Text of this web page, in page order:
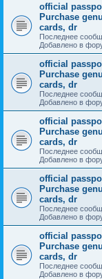
official
Purchase
cards, dr
Последнее
Добавлено в
official
Purchase
cards, dr
Последнее
Добавлено в
official
Purchase
cards, dr
Последнее
Добавлено в
official
Purchase
cards, dr
Последнее
Добавлено в
official
Purchase
cards, dr
Последнее
Добавлено в